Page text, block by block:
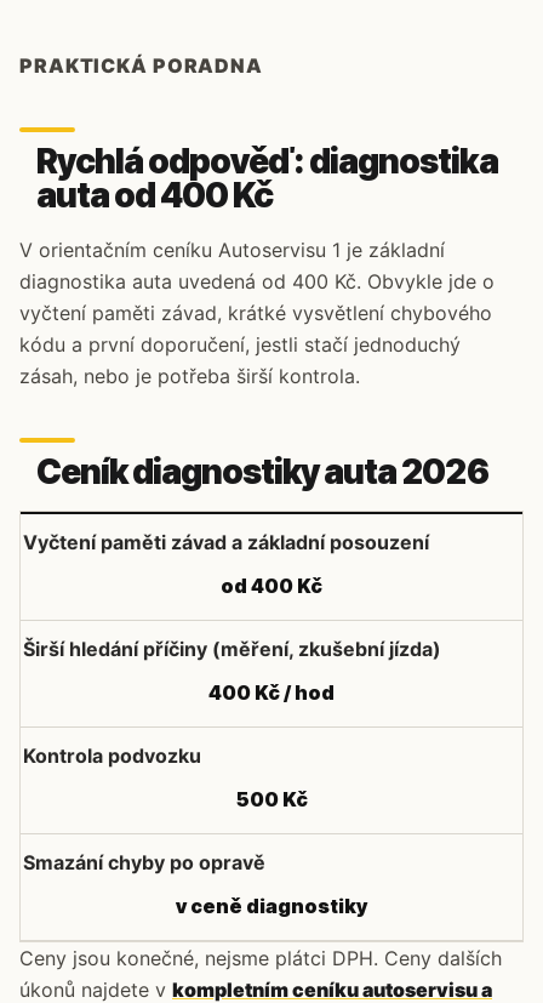
PRAKTICKÁ PORADNA
Rychlá odpověď: diagnostika
auta od 400 Kč
V orientačním ceníku Autoservisu 1 je základní
diagnostika auta uvedená od 400 Kč. Obvykle jde o
vyčtení paměti závad, krátké vysvětlení chybového
kódu a první doporučení, jestli stačí jednoduchý
zásah, nebo je potřeba širší kontrola.
Ceník diagnostiky auta 2026
Vyčtení paměti závad a základní posouzení
od 400 Kč
Širší hledání příčiny (měření, zkušební jízda)
400 Kč / hod
Kontrola podvozku
500 Kč
Smazání chyby po opravě
v ceně diagnostiky
Ceny jsou konečné, nejsme plátci DPH. Ceny dalších
úkonů najdete v kompletním ceníku autoservisu a